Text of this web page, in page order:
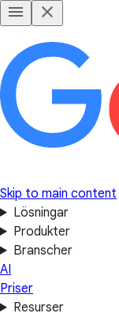
Skip to main content
Lösningar
Produkter
Branscher
AI
Priser
Resurser